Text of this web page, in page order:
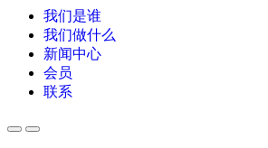
我们是谁
我们做什么
新闻中心
会员
联系